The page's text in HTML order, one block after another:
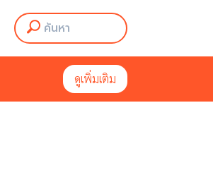
ดูเพิ่มเติม
ดูเพิ่มเติม